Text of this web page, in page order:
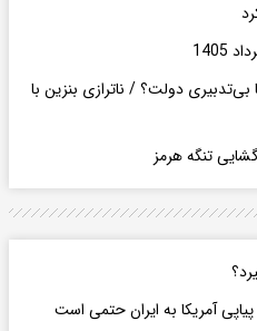
دولت؟ / ناترازی بنزین با
تنگه هرمز
آمریکا به ایران حتمی است